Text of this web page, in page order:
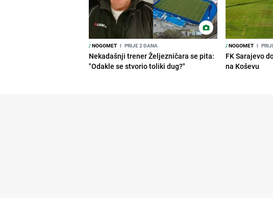
/NOGOMET I PRIJE 2 DANA
Nekadašnji trener Željezničara se pita:
"Odakle se stvorio toliki dug?"
/NOGOMET I
FK Sarajevo
na Koševu